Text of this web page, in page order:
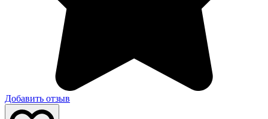
Добавить отзыв